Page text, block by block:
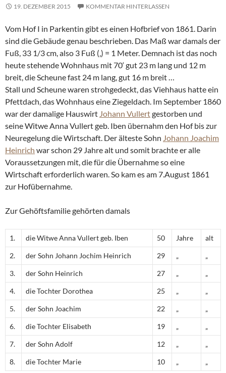
19. DEZEMBER 2015 KOMMENTAR HINTERLASSEN
Vom Hof I in Parkentin gibt es einen Hofbrief von 1861. Darin
sind die Gebäude genau beschrieben. Das Maß war damals der
Fuß, 33 1/3 cm, also 3 Fuß (‚) = 1 Meter. Demnach ist das noch
heute stehende Wohnhaus mit 70‘ gut 23 m lang und 12 m
breit, die Scheune fast 24 m lang, gut 16 m breit …
Stall und Scheune waren strohgedeckt, das Viehhaus hatte ein
Pfettdach, das Wohnhaus eine Ziegeldach. Im September 1860
war der damalige Hauswirt Johann Vullertgestorben und
seine Witwe Anna Vullert geb. Iben übernahm den Hof bis zur
Neuregelung die Wirtschaft. Der älteste Sohn Johann Joachim
Heinrich war schon 29 Jahre alt und somit brachte er alle
Voraussetzungen mit, die für die Übernahme so eine
Wirtschaft erforderlich waren. So kam es am 7.August 1861
zur Hofübernahme.
Zur Gehöftsfamilie gehörten damals
1. die Witwe Anna Vullert geb. Iben 50 Jahre alt
2. der Sohn Johann Jochim Heinrich 29 „ „
3. der Sohn Heinrich 27 „ „
4. die Tochter Dorothea 25 „ „
5. der Sohn Joachim 22 „ „
6. die Tochter Elisabeth 19 „ „
7. der Sohn Adolf 12 „ „
8. die Tochter Marie 10 „ „